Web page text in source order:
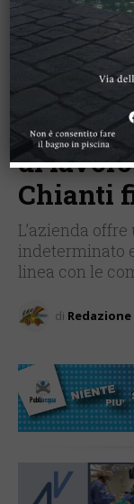
CASTELLINA IN
GREVE IN
RADDA IN
Chianti
di
Chianti
L’azienda
indeterminato
linea con le
di Redazione